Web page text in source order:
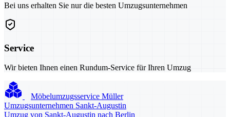
Bei uns erhalten Sie nur die besten Umzugsunternehmen
Service
Wir bieten Ihnen einen Rundum-Service für Ihren Umzug
Möbelumzugsservice Müller
Umzugsunternehmen Sankt-Augustin
Umzug von Sankt-Augustin nach Berlin